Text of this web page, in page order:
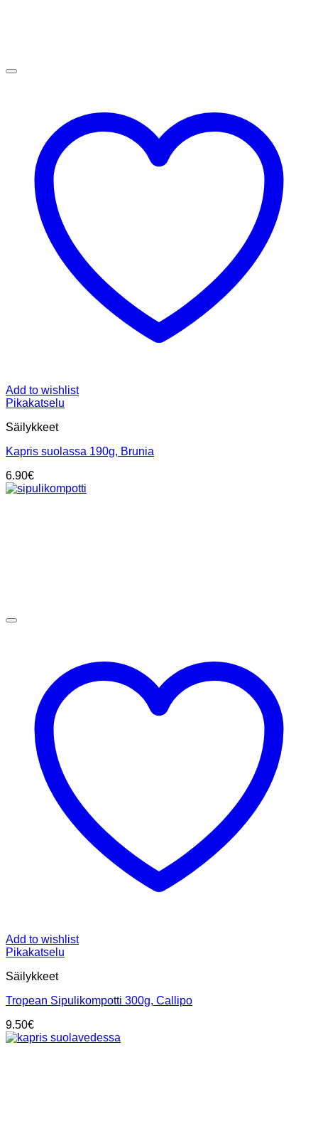
Add to wishlist
Pikakatselu
Säilykkeet
Kapris suolassa 190g, Brunia
6.90€
Add to wishlist
Pikakatselu
Säilykkeet
Tropean Sipulikompotti 300g, Callipo
9.50€